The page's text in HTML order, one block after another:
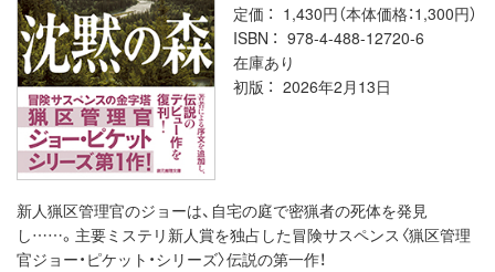
定価
1,430円（本体価格：1,300円）
ISBN
978-4-488-12720-6
在庫あり
初版
2026年2月13日
新人猟区管理官のジョーは、自宅の庭で密猟者の死体を発見
し……。主要ミステリ新人賞を独占した冒険サスペンス〈猟区管理
官ジョー・ピケット・シリーズ〉伝説の第一作！